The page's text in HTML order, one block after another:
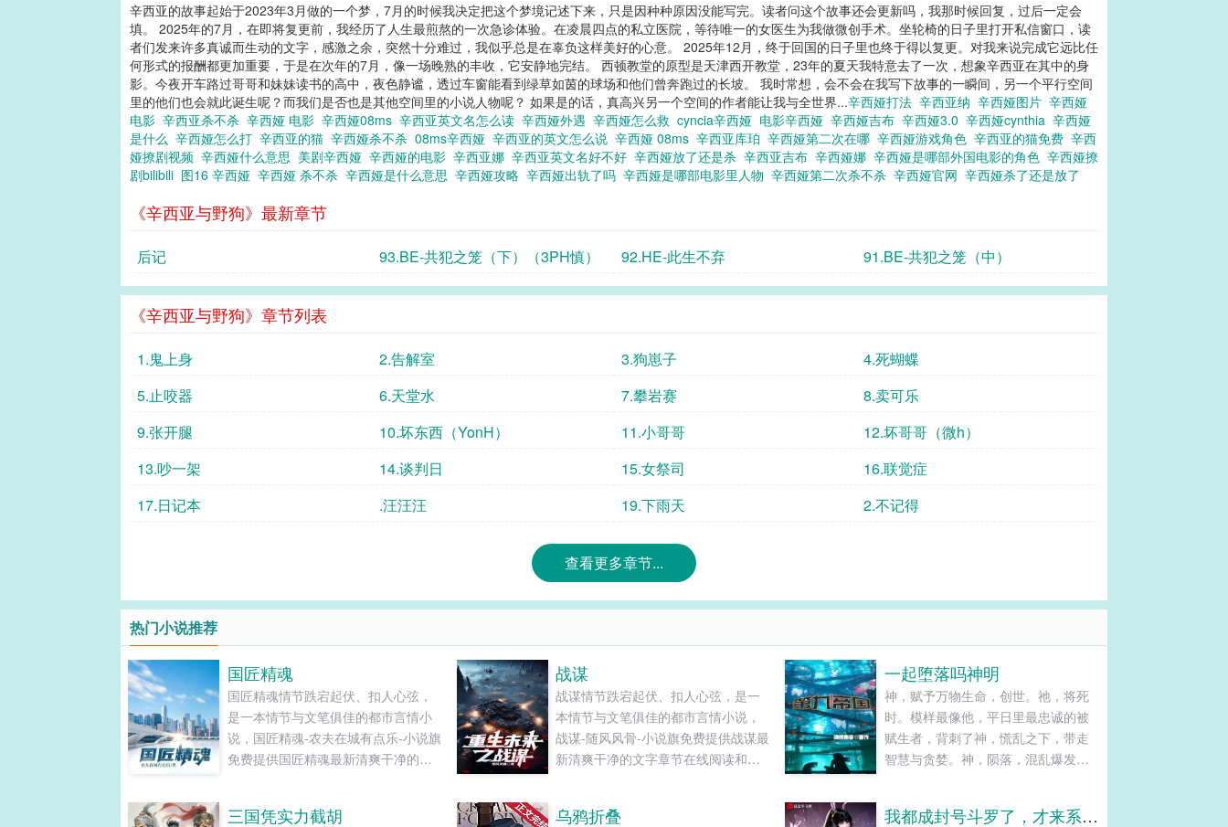
辛西亚的故事起始于2023年3月做的一个梦，7月的时候我决定把这个梦境记述下来，只是因种种原因没能写完。读者问这个故事还会更新吗，我那时候回复，过后一定会
填。 2025年的7月，在即将复更前，我经历了人生最煎熬的一次急诊体验。在凌晨四点的私立医院，等待唯一的女医生为我做微创手术。坐轮椅的日子里打开私信窗口，读
者们发来许多真诚而生动的文字，感激之余，突然十分难过，我似乎总是在辜负这样美好的心意。 2025年12月，终于回国的日子里也终于得以复更。对我来说完成它远比任
何形式的报酬都更加重要，于是在次年的7月，像一场晚熟的丰收，它安静地完结。 西顿教堂的原型是天津西开教堂，23年的夏天我特意去了一次，想象辛西亚在其中的身
影。今夜开车路过哥哥和妹妹读书的高中，夜色静谧，透过车窗能看到绿草如茵的球场和他们曾奔跑过的长坡。 我时常想，会不会在我写下故事的一瞬间，另一个平行空间
里的他们也会就此诞生呢？而我们是否也是其他空间里的小说人物呢？ 如果是的话，真高兴另一个空间的作者能让我与全世界...辛西娅打法 辛西亚纳 辛西娅图片 辛西娅
电影 辛西亚杀不杀 辛西娅 电影 辛西娅08ms 辛西亚英文名怎么读 辛西娅外遇 辛西娅怎么救 cyncia辛西娅 电影辛西娅 辛西娅吉布 辛西娅3.0 辛西娅cynthia 辛西娅
是什么 辛西娅怎么打 辛西亚的猫 辛西娅杀不杀 08ms辛西娅 辛西亚的英文怎么说 辛西娅 08ms 辛西亚库珀 辛西娅第二次在哪 辛西娅游戏角色 辛西亚的猫免费 辛西
娅撩剧视频 辛西娅什么意思 美剧辛西娅 辛西娅的电影 辛西亚娜 辛西亚英文名好不好 辛西娅放了还是杀 辛西亚吉布 辛西娅娜 辛西娅是哪部外国电影的角色 辛西娅撩
剧bilibili 图16 辛西娅 辛西娅 杀不杀 辛西娅是什么意思 辛西娅攻略 辛西娅出轨了吗 辛西娅是哪部电影里人物 辛西娅第二次杀不杀 辛西娅官网 辛西娅杀了还是放了
《辛西亚与野狗》最新章节
后记 93.BE-共犯之笼（下）（3PH慎） 92.HE-此生不弃 91.BE-共犯之笼（中）
《辛西亚与野狗》章节列表
1.鬼上身 2.告解室 3.狗崽子
4.死蝴蝶
5.止咬器
6.天堂水 7.攀岩赛
8.卖可乐
9.张开腿
10.坏东西（YonH） 11.小哥哥
12.坏哥哥（微h）
13.吵一架
14.谈判日 15.女祭司
16.联觉症
17.日记本
.汪汪汪 19.下雨天 2.不记得
查看更多章节...
热门小说推荐
国匠精魂
国匠精魂情节跌宕起伏、扣人心弦，
是一本情节与文笔俱佳的都市言情小
说，国匠精魂-农夫在城有点乐-小说旗
免费提供国匠精魂最新清爽干净的文
战谋
战谋情节跌宕起伏、扣人心弦，是一
本情节与文笔俱佳的都市言情小说，
战谋-随风风骨-小说旗免费提供战谋最
新清爽干净的文字章节在线阅读和
一起堕落吗神明
神，赋予万物生命，创世。祂，将死
时。模样最像他，平日里最忠诚的被
赋生者，背刺了神，慌乱之下，带走
智慧与贪婪。神，陨落，混乱爆发，
中，继承其血统，并立下灭世的誓
三国凭实力截胡 乌鸦折叠 我都成封号斗罗了，才来系统？